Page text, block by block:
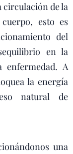
circulación de la
esto es
del
en la
A
la energía
natural de
una